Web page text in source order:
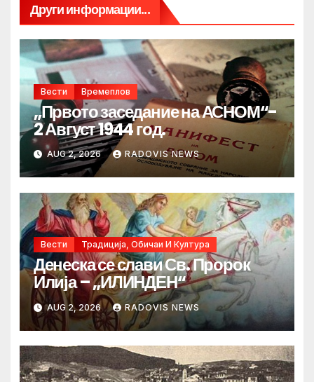
Други информации...
Вести Времеплов
„Првото заседание на АСНОМ“-
2 Август 1944 год.
AUG 2, 2026 RADOVIS NEWS
Вести Традиција, Обичаи И Култура
Денеска се слави Св. Пророк
Илија – „ИЛИНДЕН“
AUG 2, 2026 RADOVIS NEWS